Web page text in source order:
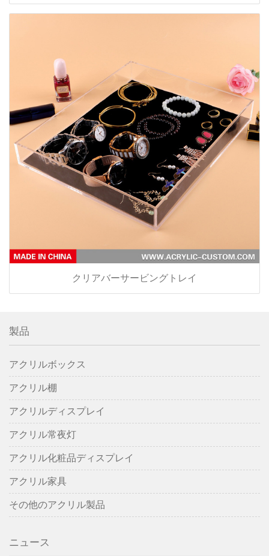
クリアバーサービングトレイ
製品
アクリルボックス
アクリル棚
アクリルディスプレイ
アクリル常夜灯
アクリル化粧品ディスプレイ
アクリル家具
その他のアクリル製品
ニュース